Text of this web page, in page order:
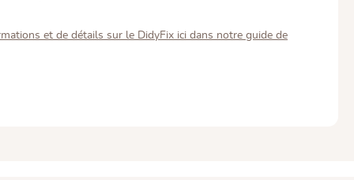
et de détails sur le DidyFix ici dans notre guide de